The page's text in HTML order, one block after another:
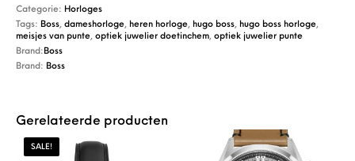
Categorie: Horloges
Tags: Boss,dameshorloge, heren horloge, hugo boss, hugo boss horloge,
meisjes van punte,optiek juwelier doetinchem,optiek juwelier punte
Brand: Boss
Brand: Boss
Gerelateerde producten
SALE!